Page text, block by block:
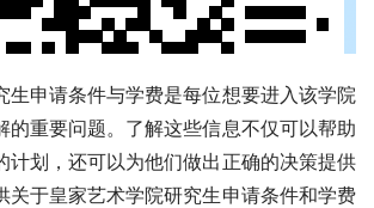
生申请条件与学费是每位想要进入该学院
的重要问题。了解这些信息不仅可以帮助
计划，还可以为他们做出正确的决策提供
关于皇家艺术学院研究生申请条件和学费